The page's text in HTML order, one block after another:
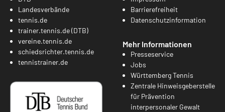
Landesverbände
tennis.de
trainer.tennis.de (DTB)
vereine.tennis.de
schiedsrichter.tennis.de
tennistrainer.de
Barrierefreiheit
Datenschutzinformation
Mehr Informationen
Presseservice
Jobs
Württemberg Tennis
Zentrale Hinweisgeberstelle
für Prävention
interpersonaler Gewalt